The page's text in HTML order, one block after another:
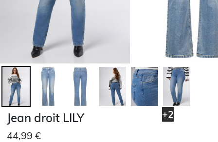
+2
Jean droit LILY
44,99 €